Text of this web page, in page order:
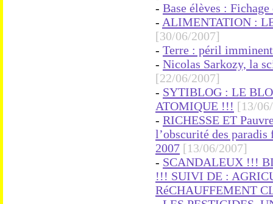
- Base élèves :
- ALIMENTATION :
[30/06/2007]
- Terre : péril
- Nicolas Sarkozy, la
[22/06/2007]
- SYTIBLOG : LE
ATOMIQUE !!! [13/
- RICHESSE ET
l’obscurité des
2007 [13/06/2007]
- SCANDALEUX !!!
!!! SUIVI DE :
RéCHAUFFEMENT